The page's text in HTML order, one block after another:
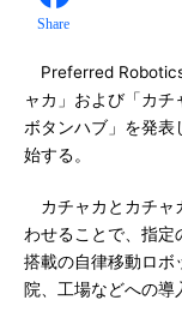
Share
Preferred
ャカ」および「カ
ボタンハブ」を発表
始する。
カチャカとカチャ
わせることで、指定
搭載の自律移動ロボ
院、工場などへの導